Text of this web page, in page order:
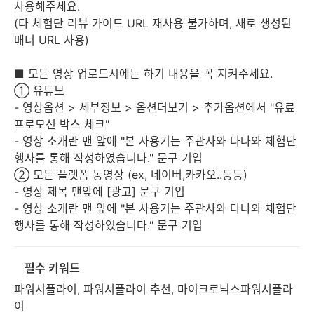
사용해주세요.
(타 체험단 리뷰 가이드 URL 재사용 불가하며, 새로 생성된
배너 URL 사용)
■ 모든 영상 업로드시에는 하기 내용을 꼭 지켜주세요.
① 유튜브
- 영상옵션 > 세부정보 > 옵션더보기 > 추가옵션에서 "유료
프로모션 박스 체크"
- 영상 소개란 맨 앞에 "본 사용기는 주관사와 다나와 체험단
행사를 통해 작성하였습니다." 문구 기입
② 모든 플랫폼 동영상 (ex, 네이버,카카오..등등)
- 영상 제목 맨앞에 [광고] 문구 기입
- 영상 소개란 맨 앞에 "본 사용기는 주관사와 다나와 체험단
행사를 통해 작성하였습니다." 문구 기입
필수 키워드
파워서플라이, 파워서플라이 추천, 마이크로닉스파워서플라
이